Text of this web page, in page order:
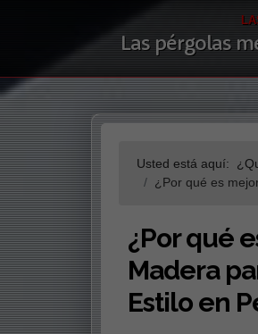
Las pérgolas
Usted está aquí:
¿Por qué es
¿Por qué
Madera
Estilo en